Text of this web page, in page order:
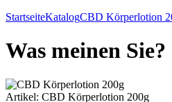
StartseiteKatalogCBD Körperlotion
Was meinen Sie?
Artikel: CBD Körperlotion 200g